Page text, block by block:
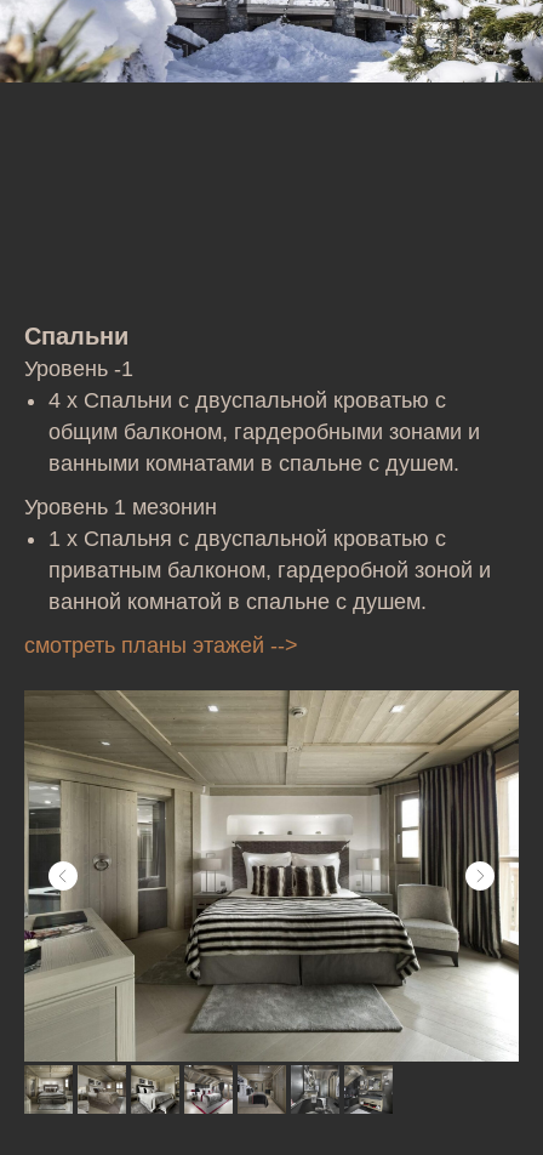
Спальни
Уровень -1
4 x Спальни с двуспальной кроватью с
общим балконом, гардеробными зонами и
ванными комнатами в спальне с душем.
Уровень 1 мезонин
1 x Спальня с двуспальной кроватью с
приватным балконом, гардеробной зоной и
ванной комнатой в спальне с душем.
смотреть планы этажей -->